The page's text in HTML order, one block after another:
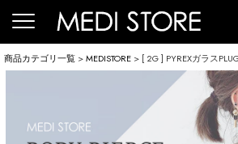
商品カテゴリ一覧 >MEDISTORE > [ 2G ] PYREXガラス